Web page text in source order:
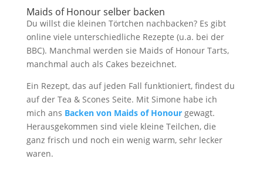
Maids of Honour selber backen
Du willst die kleinen Törtchen nachbacken? Es gibt
online viele unterschiedliche Rezepte (u.a. bei der
BBC). Manchmal werden sie Maids of Honour Tarts,
manchmal auch als Cakes bezeichnet.
Ein Rezept, das auf jeden Fall funktioniert, findest du
auf der Tea & Scones Seite. Mit Simone habe ich
mich ans Backen von Maids of Honourgewagt.
Herausgekommen sind viele kleine Teilchen, die
ganz frisch und noch ein wenig warm, sehr lecker
waren.